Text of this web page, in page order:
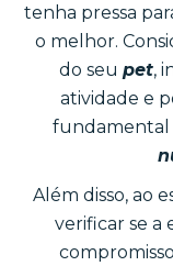
tenha pressa
o melhor.
do seu pet,
atividade e
fundamental
Além disso, ao
verificar se a